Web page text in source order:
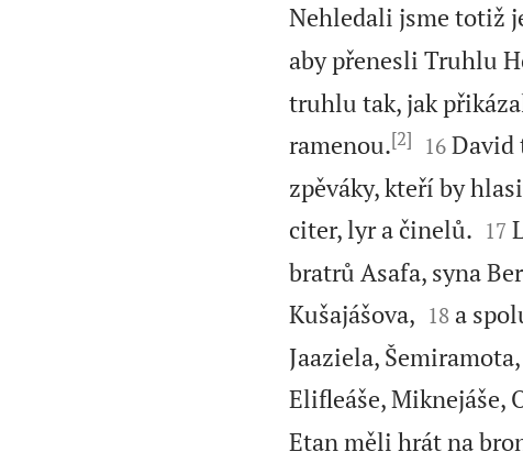
Nehledali jsme totiž
aby přenesli Truhlu
truhlu tak, jak
ramenou.[2]
16 David
zpěváky, kteří by
citer, lyr a činelů.
17
bratrů Asafa, syna
Kušajášova,
18 a
Jaaziela,
Elifleáše, Miknejáše,
Etan měli hrát na